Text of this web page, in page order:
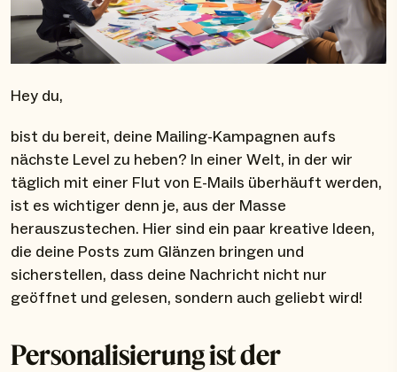
Hey du,
bist du bereit, deine Mailing-Kampagnen aufs
nächste Level zu heben? In einer Welt, in der wir
täglich mit einer Flut von E-Mails überhäuft werden,
ist es wichtiger denn je, aus der Masse
herauszustechen. Hier sind ein paar kreative Ideen,
die deine Posts zum Glänzen bringen und
sicherstellen, dass deine Nachricht nicht nur
geöffnet und gelesen, sondern auch geliebt wird!
Personalisierung ist der